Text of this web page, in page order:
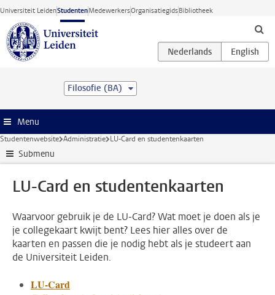
Ga direct naar de inhoud
Universiteit LeidenStudentenMedewerkersOrganisatiegidsBibliotheek
Filosofie (BA)
Menu
Studentenwebsite Administratie LU-Card en studentenkaarten
Submenu
LU-Card en studentenkaarten
Waarvoor gebruik je de LU-Card? Wat moet je doen als je
je collegekaart kwijt bent? Lees hier alles over de
kaarten en passen die je nodig hebt als je studeert aan
de Universiteit Leiden.
LU-Card